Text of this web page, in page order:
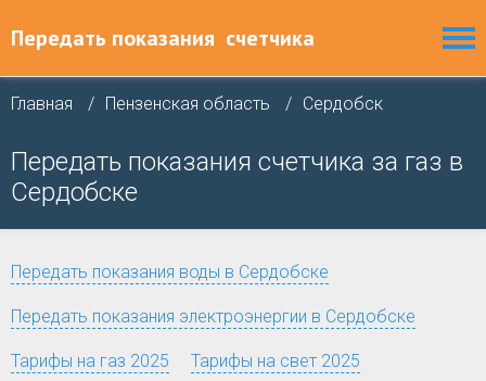
Передать показания счетчика
Главная Пензенская область Сердобск
Передать показания счетчика за газ в
Сердобске
Передать показания воды в Сердобске
Передать показания электроэнергии в Сердобске
Тарифы на газ 2025 Тарифы на свет 2025